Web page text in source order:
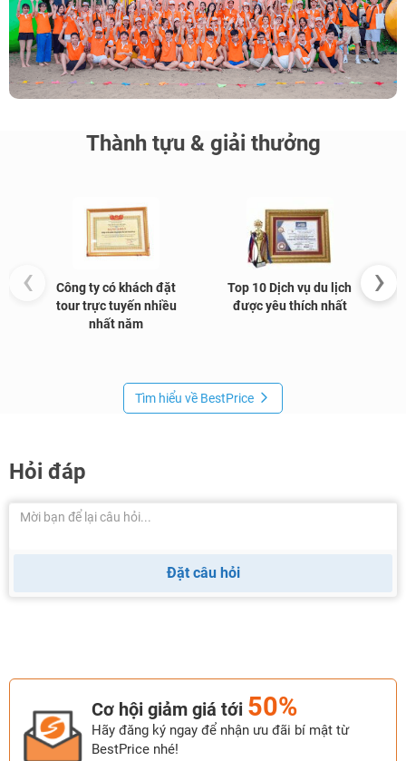
Thành tựu & giải thưởng
Công ty có khách đặt
tour trực tuyến nhiều
nhất năm
Top 10 Dịch vụ du lịch
được yêu thích nhất
‹ ›
Tìm hiểu về BestPrice
Hỏi đáp
Đặt câu hỏi
Cơ hội giảm giá tới 50%
Hãy đăng ký ngay để nhận ưu đãi bí mật từ
BestPrice nhé!